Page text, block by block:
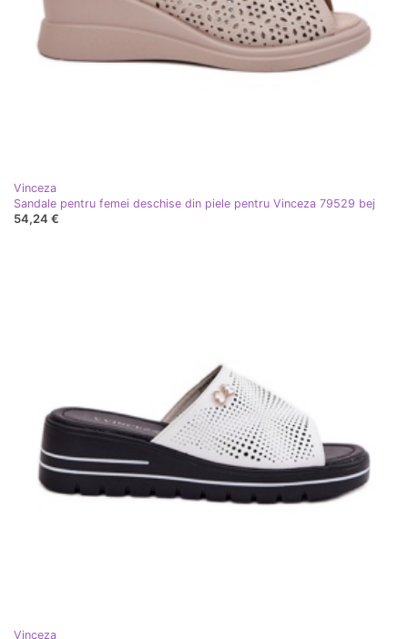
Vinceza
Sandale pentru femei deschise din piele pentru Vinceza 79529 bej
54,24 €
Vinceza